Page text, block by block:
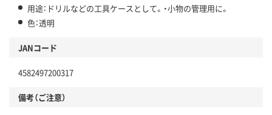
用途：ドリルなどの工具ケースとして。・小物の管理用に。
色：透明
JANコード
4582497200317
備考（ご注意）